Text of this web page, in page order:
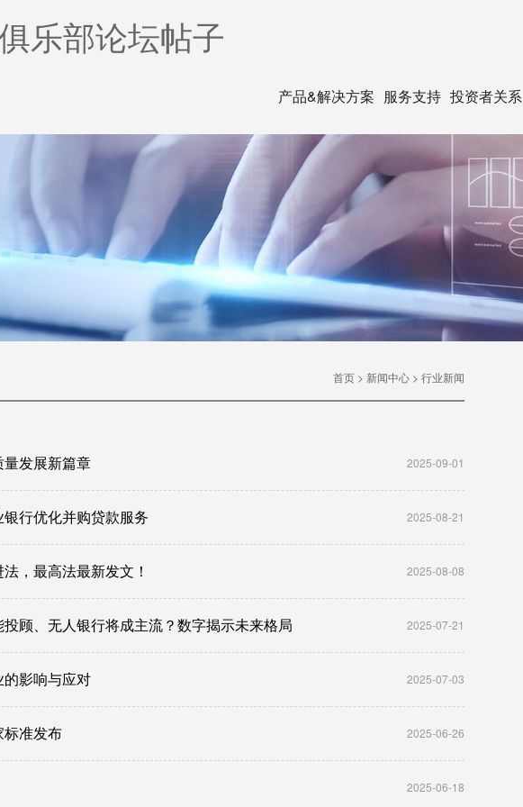
乐部论坛帖子
产品&解决方案 服务支持 投资者关系
首页 > 新闻中心 > 行业新闻
发展新篇章 2025-09-01
行优化并购贷款服务 2025-08-21
，最高法最新发文！ 2025-08-08
顾、无人银行将成主流？数字揭示未来格局 2025-07-21
影响与应对 2025-07-03
标准发布 2025-06-26
2025-06-18